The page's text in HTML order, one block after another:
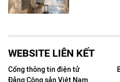
WEBSITE LIÊN KẾT
Cổng thông tin điện tử